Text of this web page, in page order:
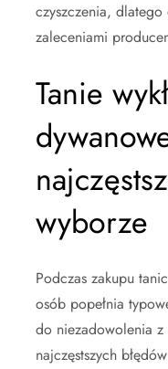
czyszczenia,
zaleceniami
Tanie
wyborze
Podczas zakupu
osób popełnia
do niezadowolenia
najczęstszych